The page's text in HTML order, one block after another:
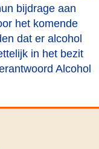
bijdrage aan
het komende
dat er alcohol
in het bezit
Alcohol